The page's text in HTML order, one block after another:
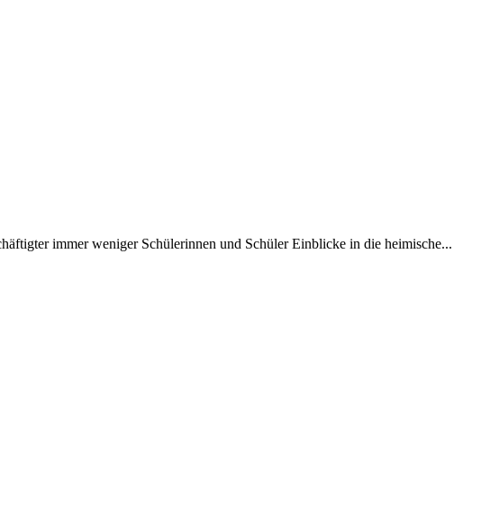
immer weniger Schülerinnen und Schüler Einblicke in die heimische...